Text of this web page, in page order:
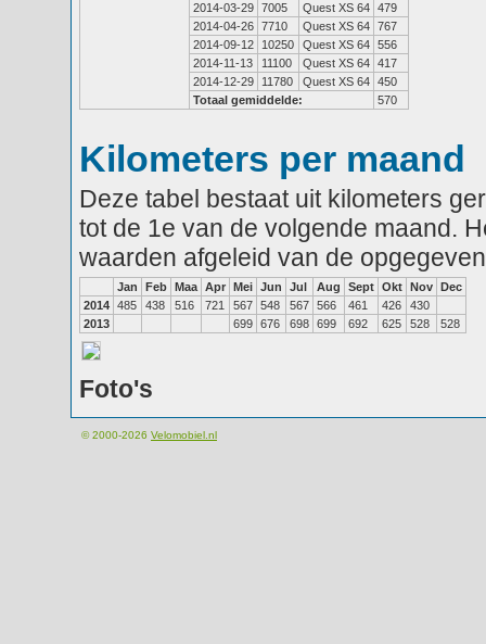
2014-03-29 7005 Quest XS 64 479
2014-04-26 7710 Quest XS 64 767
2014-09-12
10250 Quest XS 64 556
2014-11-13
11100 Quest XS 64 417
2014-12-29
11780 Quest XS 64 450
Totaal gemiddelde:
570
Kilometers per maand
Deze tabel bestaat uit kilometers
tot de 1e van de volgende maand.
waarden afgeleid van de
Jan Feb Maa Apr Mei Jun Jul Aug Sept Okt Nov Dec
2014 485 438 516 721 567 548 567 566 461 426
430
2013
699 676 698 699 692 625 528 528
Foto's
© 2000-2026 Velomobiel.nl